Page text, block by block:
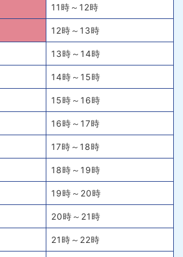
11時～12時
12時～13時
13時～14時
14時～15時
15時～16時
16時～17時
17時～18時
18時～19時
19時～20時
20時～21時
21時～22時